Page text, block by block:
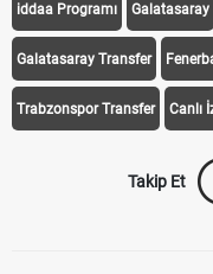
iddaa Programı Galatasaray
Galatasaray Transfer
Trabzonspor Transfer Canlı
Takip Et